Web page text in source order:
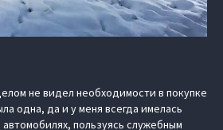
не видел необходимости в покупке
одна, да и у меня всегда имелась
пользуясь служебным